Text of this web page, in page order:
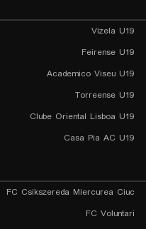
Vizela U19
Feirense U19
Academico Viseu U19
Torreense U19
Clube Oriental Lisboa U19
Casa Pia AC U19
FC Csikszereda Miercurea Ciuc
FC Voluntari